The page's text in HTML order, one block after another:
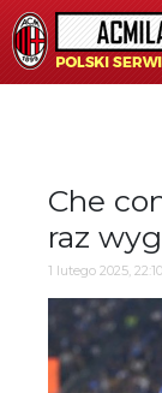
Che
raz
1 lutego 2025,